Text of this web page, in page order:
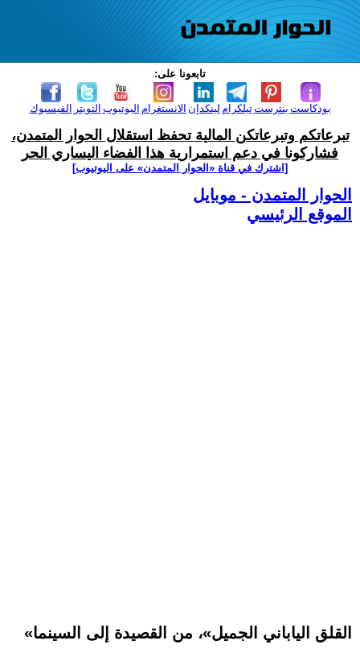
تابعونا على:
الفيسبوك التويتر اليوتيوب الانستغرام لينكدإن تيلكرامبنترست بودكاست
تبرعاتكم وتبرعاتكن المالية تحفظ استقلال الحوار المتمدن،
فشاركونا في دعم استمرارية هذا الفضاء اليساري الحر
[اشترك في قناة ‫«الحوار المتمدن» على اليوتيوب]
الحوار المتمدن - موبايل
الموقع الرئيسي
«القلق الياباني الجميل»، من القصيدة إلى السينما